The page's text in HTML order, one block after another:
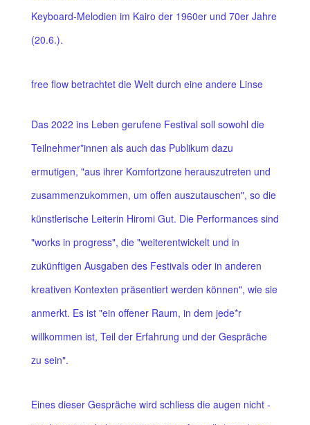
Keyboard-Melodien im Kairo der 1960er und 70er Jahre
(20.6.).
free flow betrachtet die Welt durch eine andere Linse
Das 2022 ins Leben gerufene Festival soll sowohl die
Teilnehmer*innen als auch das Publikum dazu
ermutigen, "aus ihrer Komfortzone herauszutreten und
zusammenzukommen, um offen auszutauschen", so die
künstlerische Leiterin Hiromi Gut. Die Performances sind
"works in progress", die "weiterentwickelt und in
zukünftigen Ausgaben des Festivals oder in anderen
kreativen Kontexten präsentiert werden können", wie sie
anmerkt. Es ist "ein offener Raum, in dem jede*r
willkommen ist, Teil der Erfahrung und der Gespräche
zu sein".
Eines dieser Gespräche wird schliess die augen nicht -